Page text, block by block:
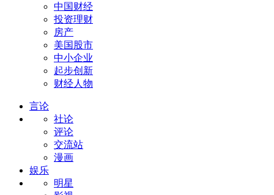
中国财经
投资理财
房产
美国股市
中小企业
起步创新
财经人物
言论
社论
评论
交流站
漫画
娱乐
明星